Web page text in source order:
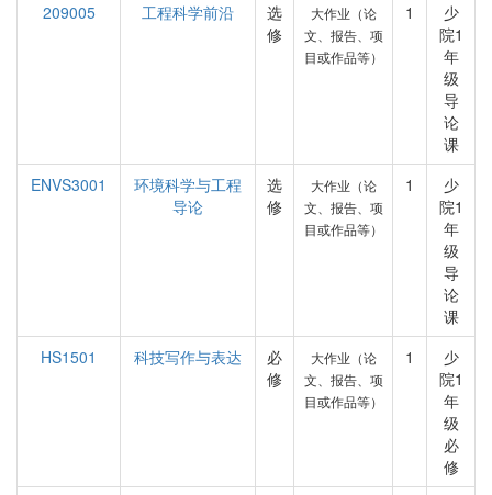
209005 工程科学前沿
选
修
大作业（论
文、报告、项
目或作品等）
1
少
院1
年
级
导
论
课
ENVS3001
环境科学与工程
导论
选
修
大作业（论
文、报告、项
目或作品等）
1
少
院1
年
级
导
论
课
HS1501
科技写作与表达
必
修
大作业（论
文、报告、项
目或作品等）
1
少
院1
年
级
必
修